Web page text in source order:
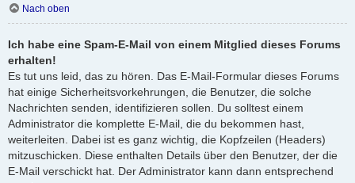
Nach oben
Ich habe eine Spam-E-Mail von einem Mitglied dieses Forums
erhalten!
Es tut uns leid, das zu hören. Das E-Mail-Formular dieses Forums
hat einige Sicherheitsvorkehrungen, die Benutzer, die solche
Nachrichten senden, identifizieren sollen. Du solltest einem
Administrator die komplette E-Mail, die du bekommen hast,
weiterleiten. Dabei ist es ganz wichtig, die Kopfzeilen (Headers)
mitzuschicken. Diese enthalten Details über den Benutzer, der die
E-Mail verschickt hat. Der Administrator kann dann entsprechend